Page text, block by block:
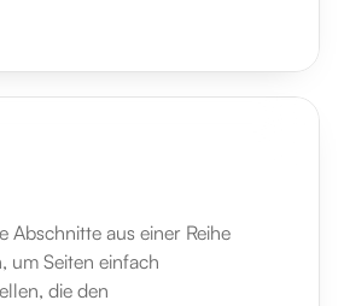
Abschnitte aus einer Reihe
um Seiten einfach
die den